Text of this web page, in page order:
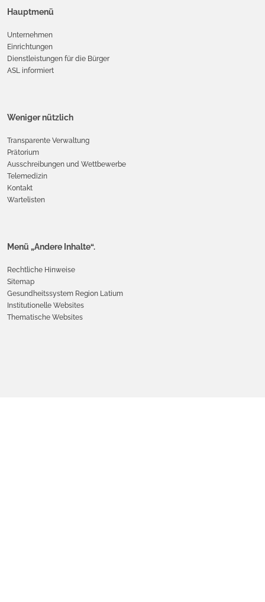
Hauptmenü
Unternehmen
Einrichtungen
Dienstleistungen für die Bürger
ASL informiert
Weniger nützlich
Transparente Verwaltung
Prätorium
Ausschreibungen und Wettbewerbe
Telemedizin
Kontakt
Wartelisten
Menü „Andere Inhalte“.
Rechtliche Hinweise
Sitemap
Gesundheitssystem Region Latium
Institutionelle Websites
Thematische Websites